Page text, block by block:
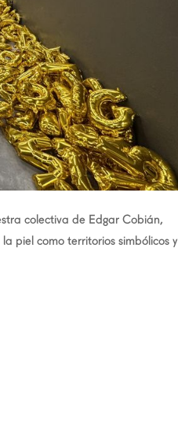
colectiva de Edgar Cobián,
piel como territorios simbólicos y